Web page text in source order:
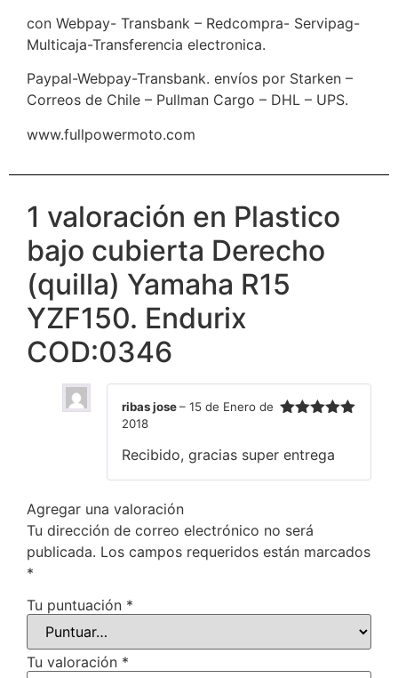
con Webpay- Transbank – Redcompra- Servipag-
Multicaja-Transferencia electronica.
Paypal-Webpay-Transbank. envíos por Starken –
Correos de Chile – Pullman Cargo – DHL – UPS.
www.fullpowermoto.com
1 valoración en Plastico
bajo cubierta Derecho
(quilla) Yamaha R15
YZF150. Endurix
COD:0346
ribas jose– 15 de Enero de
2018
Recibido, gracias super entrega
Agregar una valoración
Tu dirección de correo electrónico no será
publicada. Los campos requeridos están marcados
*
Tu puntuación *
Tu valoración *